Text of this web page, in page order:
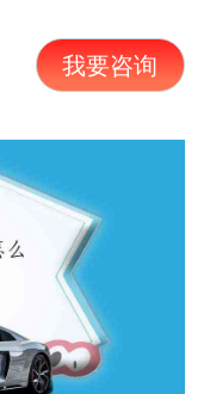
我要咨询